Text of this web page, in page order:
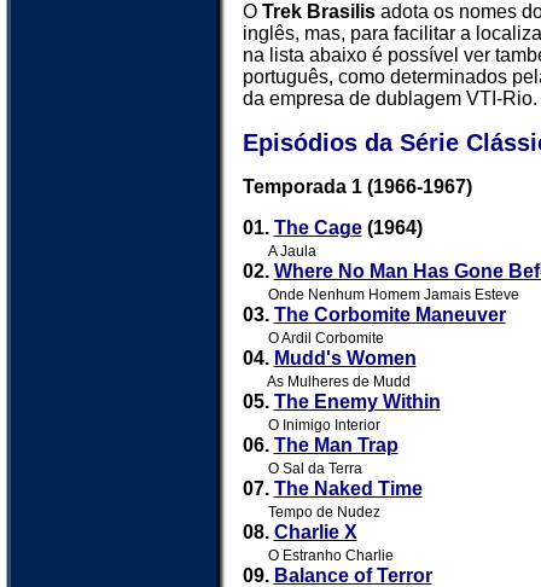
O Trek Brasilisadota os nomes
inglês, mas, para facilitar a
na lista abaixo é possível ver
português, como determinados
da empresa de dublagem VTI-Rio.
Episódios da Série
Temporada 1 (1966-1967)
01. The Cage (1964)
A Jaula
02. Where No Man Has Gone
Onde Nenhum Homem Jamais Esteve
03. The Corbomite Maneuver
O Ardil Corbomite
04. Mudd's Women
As Mulheres de Mudd
05. The Enemy Within
O Inimigo Interior
06. The Man Trap
O Sal da Terra
07. The Naked Time
Tempo de Nudez
08. Charlie X
O Estranho Charlie
09. Balance of Terror